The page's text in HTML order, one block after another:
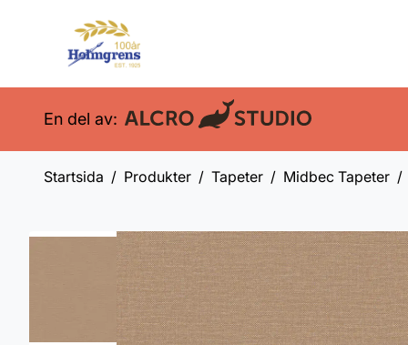
En del av:
Startsida Produkter Tapeter Midbec Tapeter